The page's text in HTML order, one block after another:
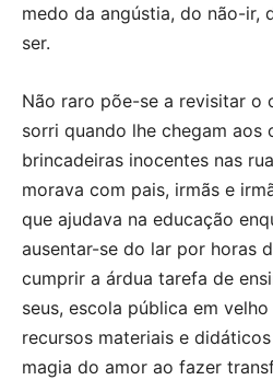
medo da angústia, do não-ir,
ser.
Não raro põe-se a revisitar o
sorri quando lhe chegam aos
brincadeiras inocentes nas
morava com pais, irmãs e
que ajudava na educação
ausentar-se do lar por horas
cumprir a árdua tarefa de
seus, escola pública em
recursos materiais e
magia do amor ao fazer